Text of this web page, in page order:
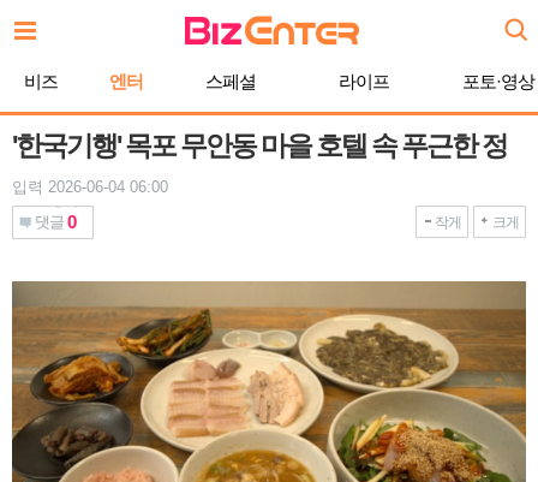
문
비즈 엔터 스페셜 라이프 포토·영상
'한국기행' 목포 무안동 마을 호텔 속 푸근한 정
입력 2026-06-04 06:00
댓글 0 작게 크게